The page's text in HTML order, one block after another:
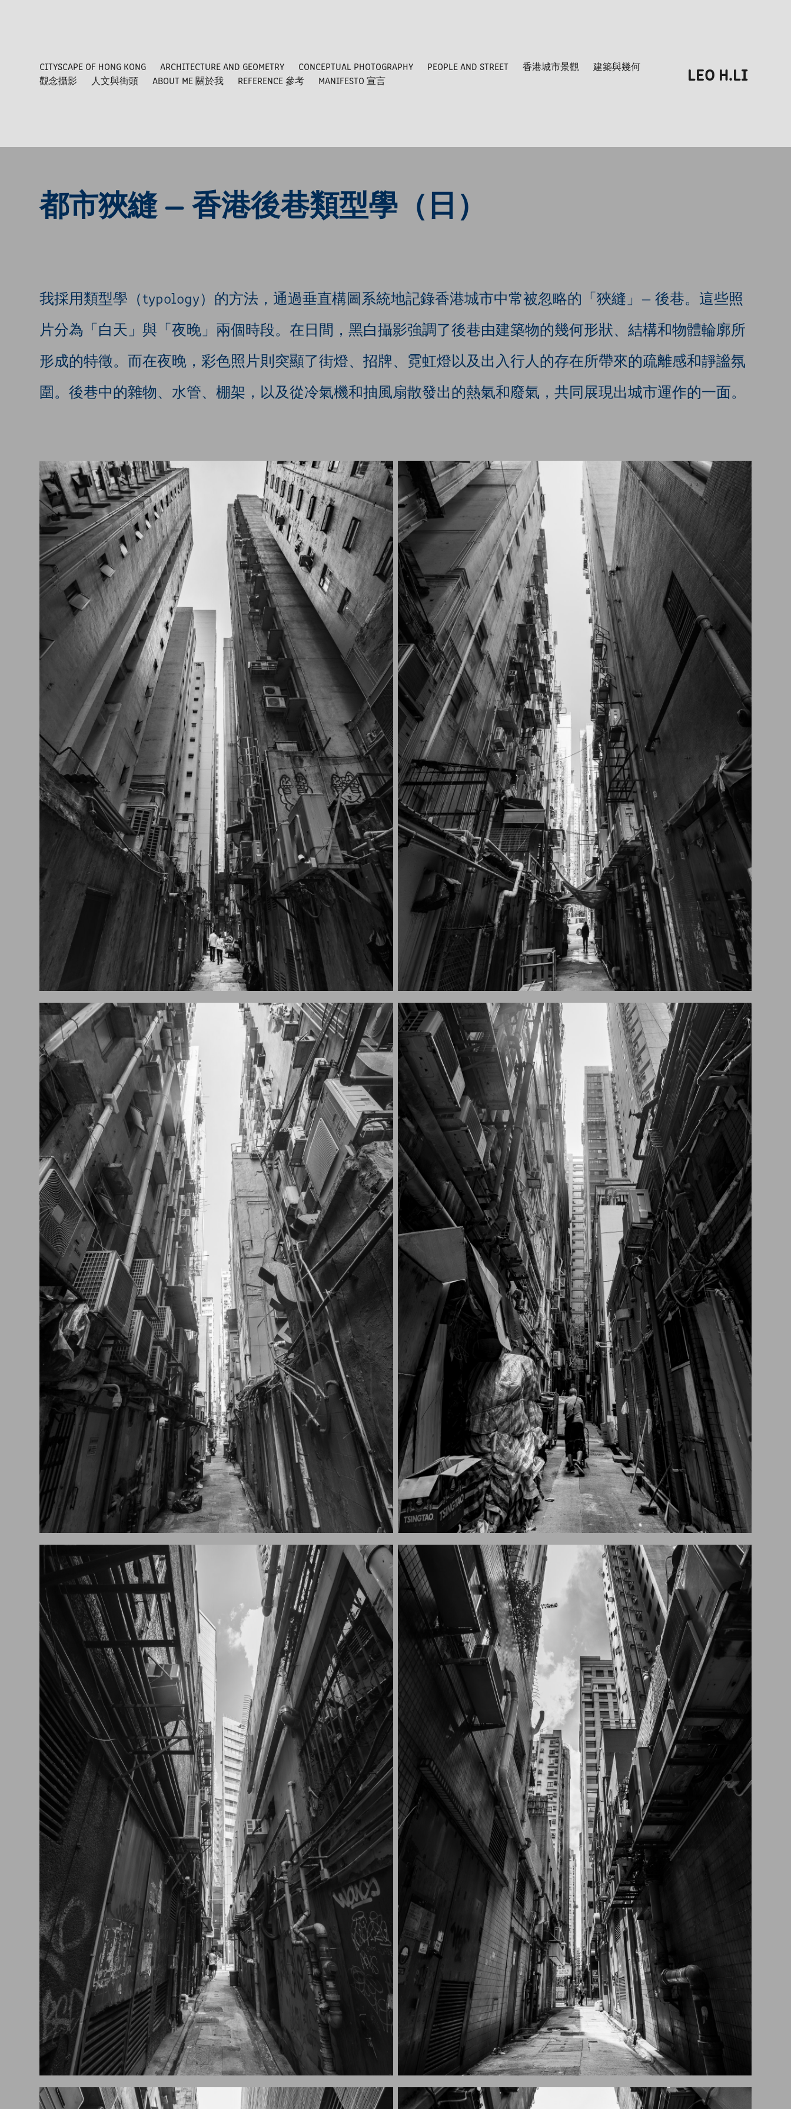
CITYSCAPE OF HONG KONG ARCHITECTURE AND GEOMETRY CONCEPTUAL PHOTOGRAPHY PEOPLE AND STREET 香港城市景觀
建築與幾何
觀念攝影
人文與街頭 ABOUT ME 關於我 REFERENCE 參考 MANIFESTO 宣言 LEO H.LI
都市狹縫 — 香港後巷類型學（日）
我採用類型學（typology）的方法，通過垂直構圖系統地記錄香港城市中常被忽略的「狹縫」— 後巷。這些照
片分為「白天」與「夜晚」兩個時段。在日間，黑白攝影強調了後巷由建築物的幾何形狀、結構和物體輪廓所
形成的特徵。而在夜晚，彩色照片則突顯了街燈、招牌、霓虹燈以及出入行人的存在所帶來的疏離感和靜謐氛
圍。後巷中的雜物、水管、棚架，以及從冷氣機和抽風扇散發出的熱氣和廢氣，共同展現出城市運作的一面。